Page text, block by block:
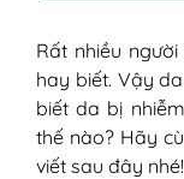
IV - Da
V -
toàn
1.
2.
Rất nhiều người
hay biết. Vậy
biết da bị
thế nào? Hãy
viết sau đây nhé!